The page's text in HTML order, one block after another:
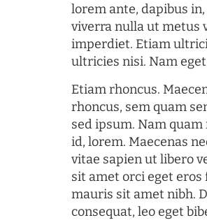
lorem ante, dapibus
viverra nulla ut metus
imperdiet. Etiam
ultricies nisi. Nam
Etiam rhoncus.
rhoncus, sem quam
sed ipsum. Nam
id, lorem. Maecenas
vitae sapien ut libero
sit amet orci eget
mauris sit amet nibh.
consequat, leo eget